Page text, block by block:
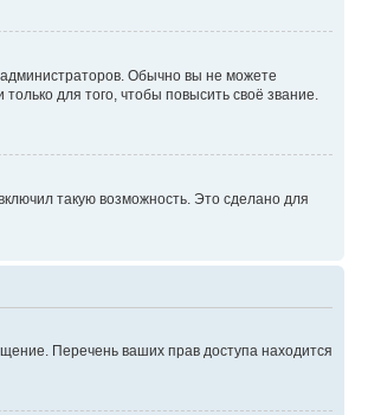
Обычно вы не можете
для того, чтобы повысить своё звание.
такую возможность. Это сделано для
Перечень ваших прав доступа находится